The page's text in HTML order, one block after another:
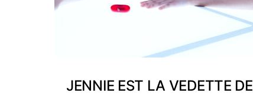
JENNIE EST LA VEDETTE DE